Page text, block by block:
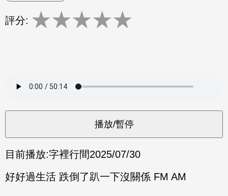
評分: ★★★★★
目前播放:字裡行間2025/07/30
好好過生活 跌倒了趴一下沒關係 FM AM